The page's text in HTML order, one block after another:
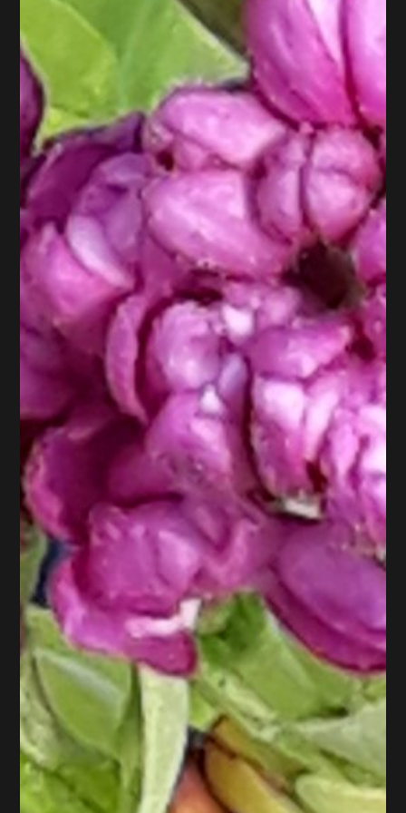
Atelier d’art floral : Printemps
Le Printemps déjà à l’Atelier d’art floral Vive le Printemps ! Les
jours allongent, les petites fleurs sortent et les jardins ressuscitent.
Profite pour faire entrer le soleil dans la maison. Facile à regarnir.
Parce que je déteste jeter mon montage au bout de 10 jours ! Les
fleurs sont disposées directement dans l'eau. Facile à regarnir avec
toutes les petites fleurs de printemps dont les tiges sont fragiles :
jonquilles, tulipes, muscari, hellebore..etc.. Tu pourras regarnir et
changer ton montage jusqu'à Pâques…et même plus tard, pour
d’autres occasions ! Je décompose « Pas à pas » Tu penses que c’est
trop...
Lire plus